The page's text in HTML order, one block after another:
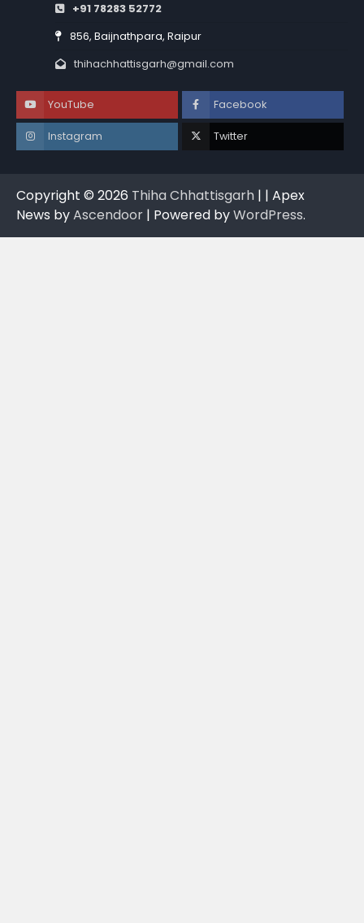
+91 78283 52772
856, Baijnathpara, Raipur
thihachhattisgarh@gmail.com
YouTube Facebook
Instagram Twitter
Copyright © 2026 Thiha Chhattisgarh | | Apex
News byAscendoor | Powered byWordPress.